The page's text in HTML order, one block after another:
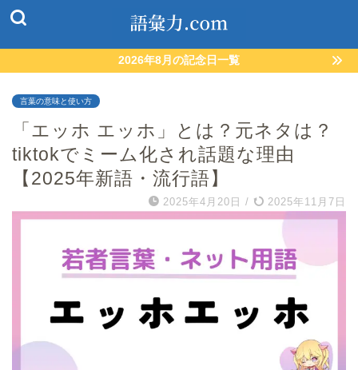
2026年8月の記念日一覧
言葉の意味と使い方
「エッホ エッホ」とは？元ネタは？
tiktokでミーム化され話題な理由
【2025年新語・流行語】
2025年4月20日 / 2025年11月7日